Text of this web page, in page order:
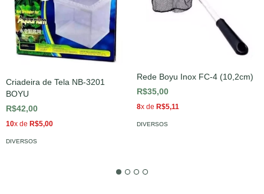
Criadeira de Tela NB-3201
BOYU
R$42,00
10x de R$5,00
DIVERSOS
Rede Boyu Inox FC-4 (10,2cm)
R$35,00
8x de R$5,11
DIVERSOS